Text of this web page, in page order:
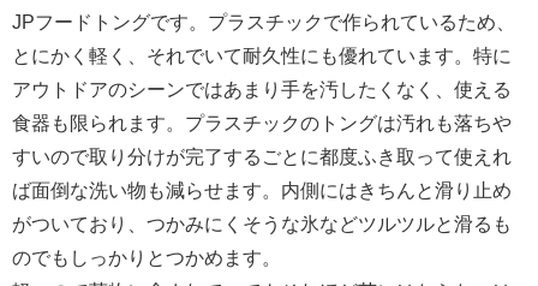
JPフードトングです。プラスチックで作られているため、
とにかく軽く、それでいて耐久性にも優れています。特に
アウトドアのシーンではあまり手を汚したくなく、使える
食器も限られます。プラスチックのトングは汚れも落ちや
すいので取り分けが完了するごとに都度ふき取って使えれ
ば面倒な洗い物も減らせます。内側にはきちんと滑り止め
がついており、つかみにくそうな氷などツルツルと滑るも
のでもしっかりとつかめます。